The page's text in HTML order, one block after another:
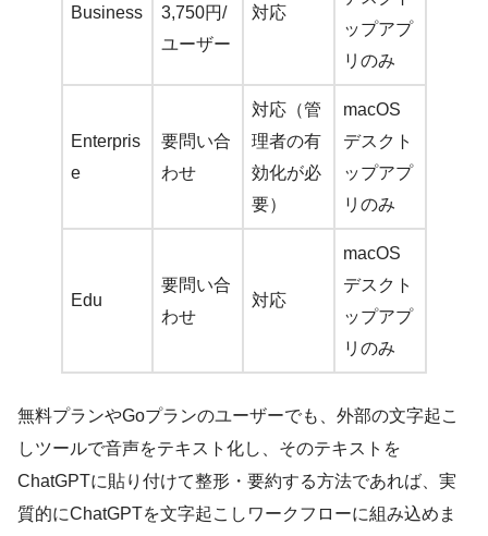
Business
3,750円/
ユーザー
対応
ップアプ
リのみ
Enterpris
e
要問い合
わせ
対応（管
理者の有
効化が必
要）
macOS
デスクト
ップアプ
リのみ
Edu
要問い合
わせ
対応
macOS
デスクト
ップアプ
リのみ
無料プランやGoプランのユーザーでも、外部の文字起こ
しツールで音声をテキスト化し、そのテキストを
ChatGPTに貼り付けて整形・要約する方法であれば、実
質的にChatGPTを文字起こしワークフローに組み込めま